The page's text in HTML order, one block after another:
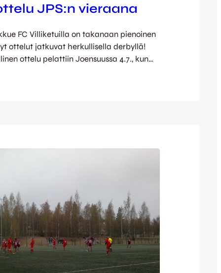
JPS:n vieraana
FC Villiketuilla on takanaan pienoinen
ottelut jatkuvat herkullisella derbyllä!
ottelu pelattiin Joensuussa 4.7., kun
pisteet SC Riverballin kanssa